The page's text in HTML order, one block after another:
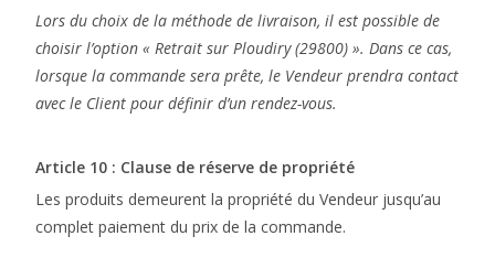
Lors du choix de la méthode de livraison, il est possible de
choisir l’option « Retrait sur Ploudiry (29800) ». Dans ce cas,
lorsque la commande sera prête, le Vendeur prendra contact
avec le Client pour définir d’un rendez-vous.
Article 10 : Clause de réserve de propriété
Les produits demeurent la propriété du Vendeur jusqu’au
complet paiement du prix de la commande.